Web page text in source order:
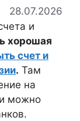
28.07.2026
и
хорошая
счет и
. Там
на
можно